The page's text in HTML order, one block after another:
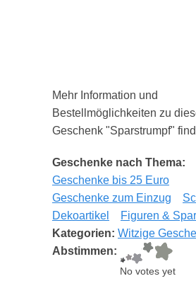
Mehr Information und
Bestellmöglichkeiten zu
Geschenk "Sparstrumpf"
Geschenke nach Thema:
Geschenke bis 25 Euro
Geschenke zum Einzug
Dekoartikel
Figuren &
Kategorien: Witzige
Abstimmen:
No votes yet